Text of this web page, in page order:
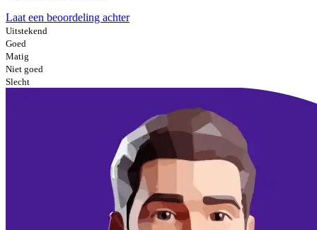
Laat een beoordeling achter
Uitstekend
Goed
Matig
Niet goed
Slecht